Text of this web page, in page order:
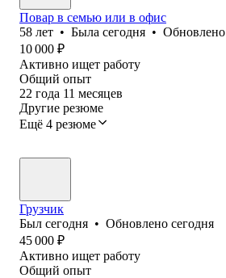
Повар в семью или в офис
58 лет • Была сегодня • Обновлено
10 000 ₽
Активно ищет работу
Общий опыт
22 года 11 месяцев
Другие резюме
Ещё 4 резюме
Грузчик
Был сегодня • Обновлено сегодня
45 000 ₽
Активно ищет работу
Общий опыт